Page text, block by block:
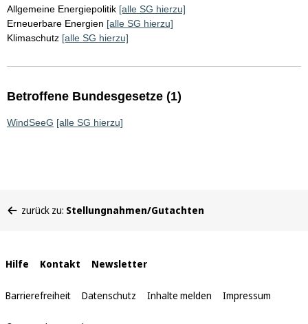
Allgemeine Energiepolitik [alle SG hierzu]
Erneuerbare Energien [alle SG hierzu]
Klimaschutz [alle SG hierzu]
Betroffene Bundesgesetze (1)
WindSeeG [alle SG hierzu]
befinden
zurück zu: Stellungnahmen/Gutachten
Interne
Links
Hilfe Kontakt Newsletter
Barrierefreiheit Datenschutz Inhalte melden Impressum